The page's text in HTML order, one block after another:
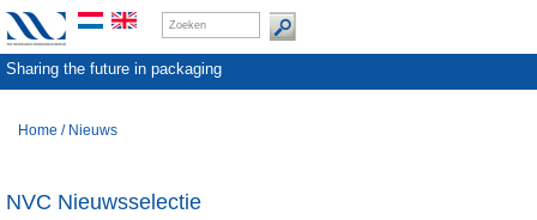
Sharing the future in packaging
Home / Nieuws
NVC Nieuwsselectie